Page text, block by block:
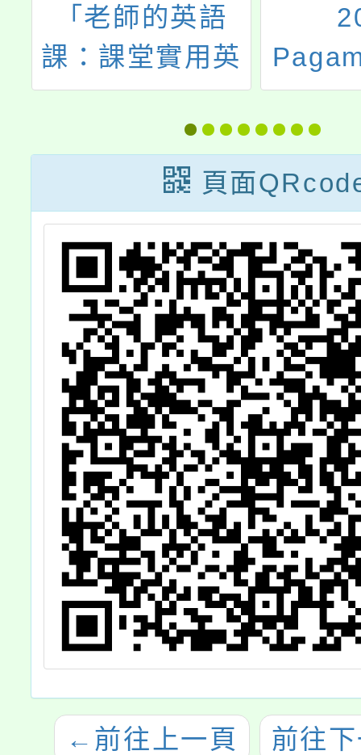
「老師的英語
課：課堂實用英
語（線上課程）
English
Programs for
Teachers:
English in the
Classroom」
卡暑
頁面
← 前往上一頁 前往